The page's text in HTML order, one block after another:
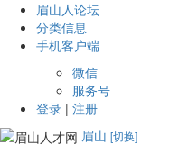
眉山人论坛
分类信息
手机客户端
微信
服务号
登录 | 注册
眉山 [切换]